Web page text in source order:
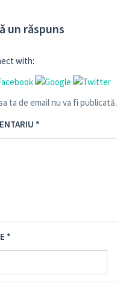
un răspuns
with:
ta de email nu va fi publicată.
*
*